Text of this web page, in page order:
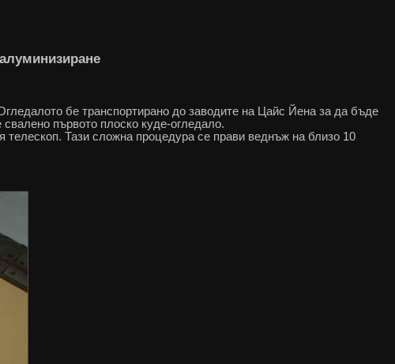
бе транспортирано до заводите на Цайс Йена за да бъде
първото плоско куде-огледало.
Тази сложна процедура се прави веднъж на близо 10